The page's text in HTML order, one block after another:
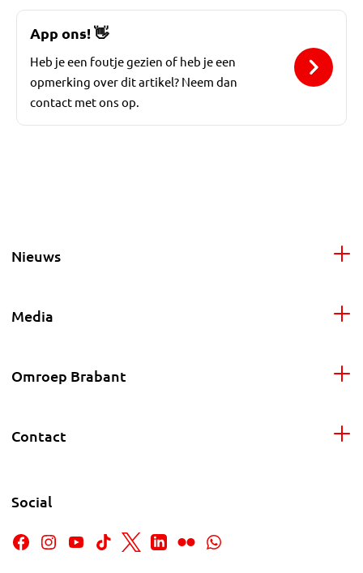
App ons! 👋
Heb je een foutje gezien of heb je een
opmerking over dit artikel? Neem dan
contact met ons op.
Nieuws
Media
Omroep Brabant
Contact
Social